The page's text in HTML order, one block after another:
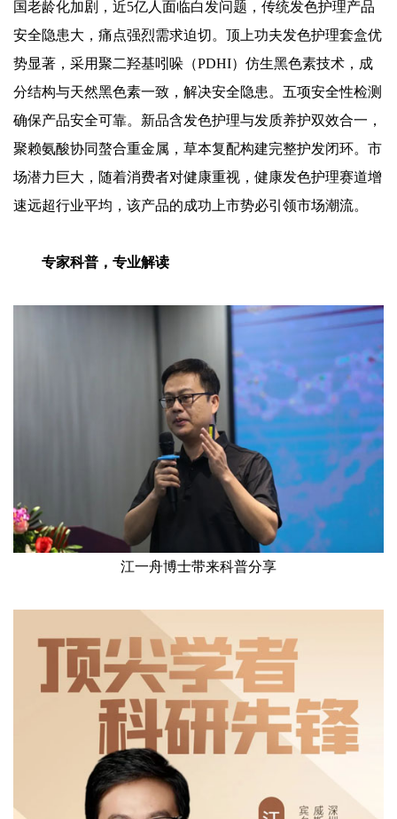
国老龄化加剧，近5亿人面临白发问题，传统发色护理产品
安全隐患大，痛点强烈需求迫切。顶上功夫发色护理套盒优
势显著，采用聚二羟基吲哚（PDHI）仿生黑色素技术，成
分结构与天然黑色素一致，解决安全隐患。五项安全性检测
确保产品安全可靠。新品含发色护理与发质养护双效合一，
聚赖氨酸协同螯合重金属，草本复配构建完整护发闭环。市
场潜力巨大，随着消费者对健康重视，健康发色护理赛道增
速远超行业平均，该产品的成功上市势必引领市场潮流。
专家科普，专业解读
江一舟博士带来科普分享